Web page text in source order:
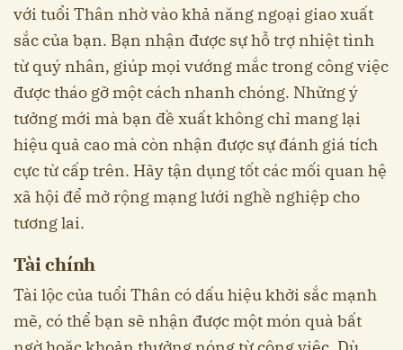
với tuổi Thân nhờ vào khả năng ngoại giao xuất
sắc của bạn. Bạn nhận được sự hỗ trợ nhiệt tình
từ quý nhân, giúp mọi vướng mắc trong công việc
được tháo gỡ một cách nhanh chóng. Những ý
tưởng mới mà bạn đề xuất không chỉ mang lại
hiệu quả cao mà còn nhận được sự đánh giá tích
cực từ cấp trên. Hãy tận dụng tốt các mối quan hệ
xã hội để mở rộng mạng lưới nghề nghiệp cho
tương lai.
Tài chính
Tài lộc của tuổi Thân có dấu hiệu khởi sắc mạnh
mẽ, có thể bạn sẽ nhận được một món quà bất